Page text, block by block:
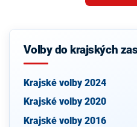
Volby do krajských
Krajské volby 2024
Krajské volby 2020
Krajské volby 2016